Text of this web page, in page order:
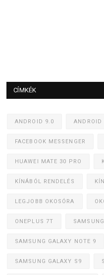
CÍMKÉK
ANDROID 9.0 ANDROID
FACEBOOK MESSENGER
HUAWEI MATE 30 PRO
KÍNÁBÓL RENDELÉS
LEGJOBB OKOSÓRA
ONEPLUS 7T
SAMSUNG GALAXY NOTE 9
SAMSUNG GALAXY S9